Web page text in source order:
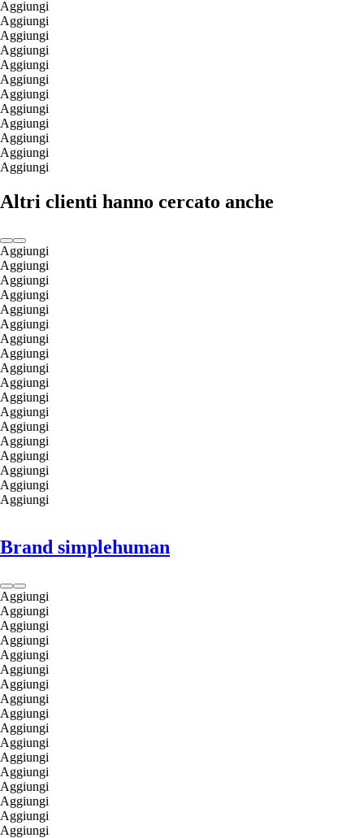
Aggiungi
Aggiungi
Aggiungi
Aggiungi
Aggiungi
Aggiungi
Aggiungi
Aggiungi
Aggiungi
Aggiungi
Aggiungi
Aggiungi
Altri clienti hanno cercato anche
Aggiungi
Aggiungi
Aggiungi
Aggiungi
Aggiungi
Aggiungi
Aggiungi
Aggiungi
Aggiungi
Aggiungi
Aggiungi
Aggiungi
Aggiungi
Aggiungi
Aggiungi
Aggiungi
Aggiungi
Aggiungi
Brand simplehuman
Aggiungi
Aggiungi
Aggiungi
Aggiungi
Aggiungi
Aggiungi
Aggiungi
Aggiungi
Aggiungi
Aggiungi
Aggiungi
Aggiungi
Aggiungi
Aggiungi
Aggiungi
Aggiungi
Aggiungi